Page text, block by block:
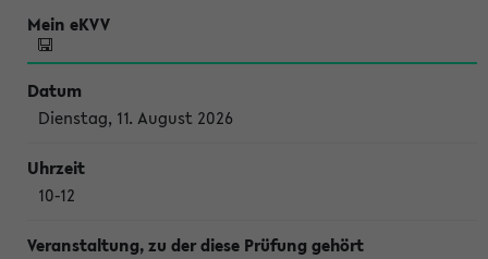
Dienstag, 11. August 2026
10-12